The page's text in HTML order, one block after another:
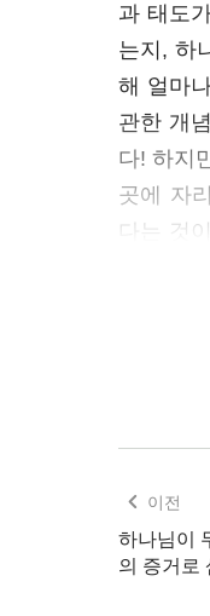
과 태도
는지, 하
해 얼마
관한 개
다! 하지
곳에 자
다는 것
마음과
하나님
요도 없
은 사람
이전
하나님이
의 증거로